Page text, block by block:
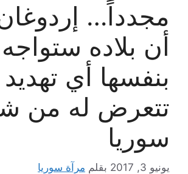
مجدداً…
أن بلاده ستواجه
بنفسها أي تهديد
تتعرض له من
سوريا
يونيو 3, 2017 بقلم مرآة سوريا